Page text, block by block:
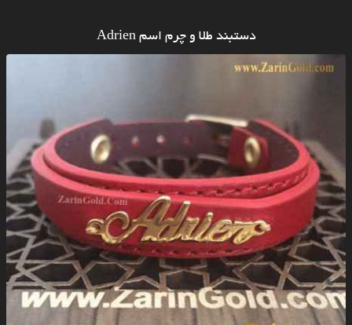
دستبند طلا و چرم اسم Adrien